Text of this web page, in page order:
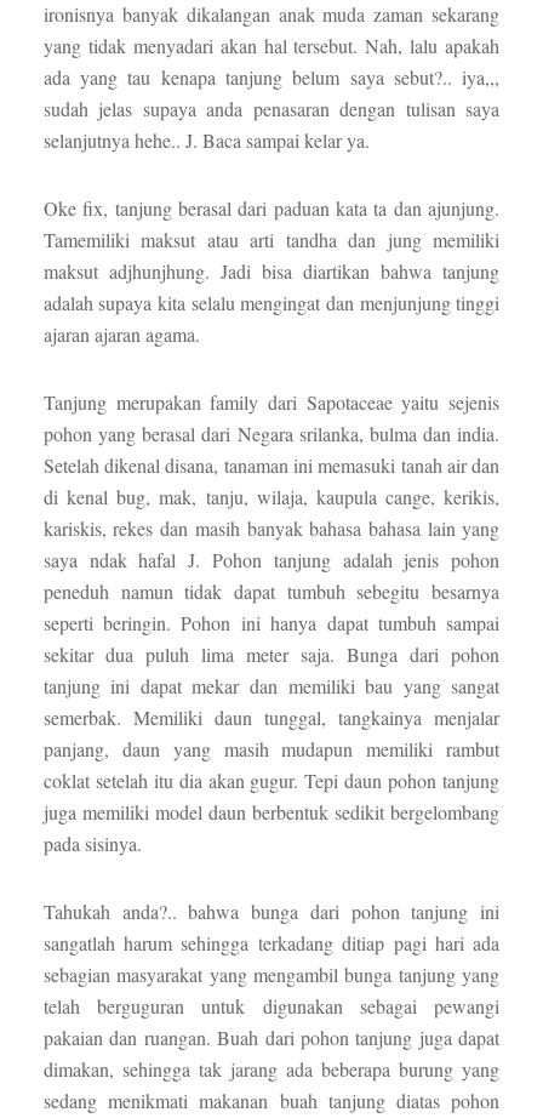
ironisnya banyak dikalangan anak muda zaman sekarang
yang tidak menyadari akan hal tersebut. Nah, lalu apakah
ada yang tau kenapa tanjung belum saya sebut?.. iya,,,
sudah jelas supaya anda penasaran dengan tulisan saya
selanjutnya hehe.. J. Baca sampai kelar ya.
Oke fix, tanjung berasal dari paduan kata ta dan ajunjung.
Tamemiliki maksut atau arti tandha dan jung memiliki
maksut adjhunjhung. Jadi bisa diartikan bahwa tanjung
adalah supaya kita selalu mengingat dan menjunjung tinggi
ajaran ajaran agama.
Tanjung merupakan family dari Sapotaceae yaitu sejenis
pohon yang berasal dari Negara srilanka, bulma dan india.
Setelah dikenal disana, tanaman ini memasuki tanah air dan
di kenal bug, mak, tanju, wilaja, kaupula cange, kerikis,
kariskis, rekes dan masih banyak bahasa bahasa lain yang
saya ndak hafal J. Pohon tanjung adalah jenis pohon
peneduh namun tidak dapat tumbuh sebegitu besarnya
seperti beringin. Pohon ini hanya dapat tumbuh sampai
sekitar dua puluh lima meter saja. Bunga dari pohon
tanjung ini dapat mekar dan memiliki bau yang sangat
semerbak. Memiliki daun tunggal, tangkainya menjalar
panjang, daun yang masih mudapun memiliki rambut
coklat setelah itu dia akan gugur. Tepi daun pohon tanjung
juga memiliki model daun berbentuk sedikit bergelombang
pada sisinya.
Tahukah anda?.. bahwa bunga dari pohon tanjung ini
sangatlah harum sehingga terkadang ditiap pagi hari ada
sebagian masyarakat yang mengambil bunga tanjung yang
telah berguguran untuk digunakan sebagai pewangi
pakaian dan ruangan. Buah dari pohon tanjung juga dapat
dimakan, sehingga tak jarang ada beberapa burung yang
sedang menikmati makanan buah tanjung diatas pohon